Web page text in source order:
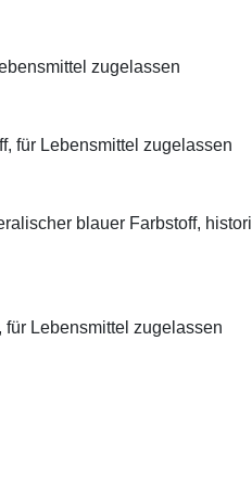
zugelassen
für Lebensmittel zugelassen
blauer Farbstoff,
für Lebensmittel zugelassen